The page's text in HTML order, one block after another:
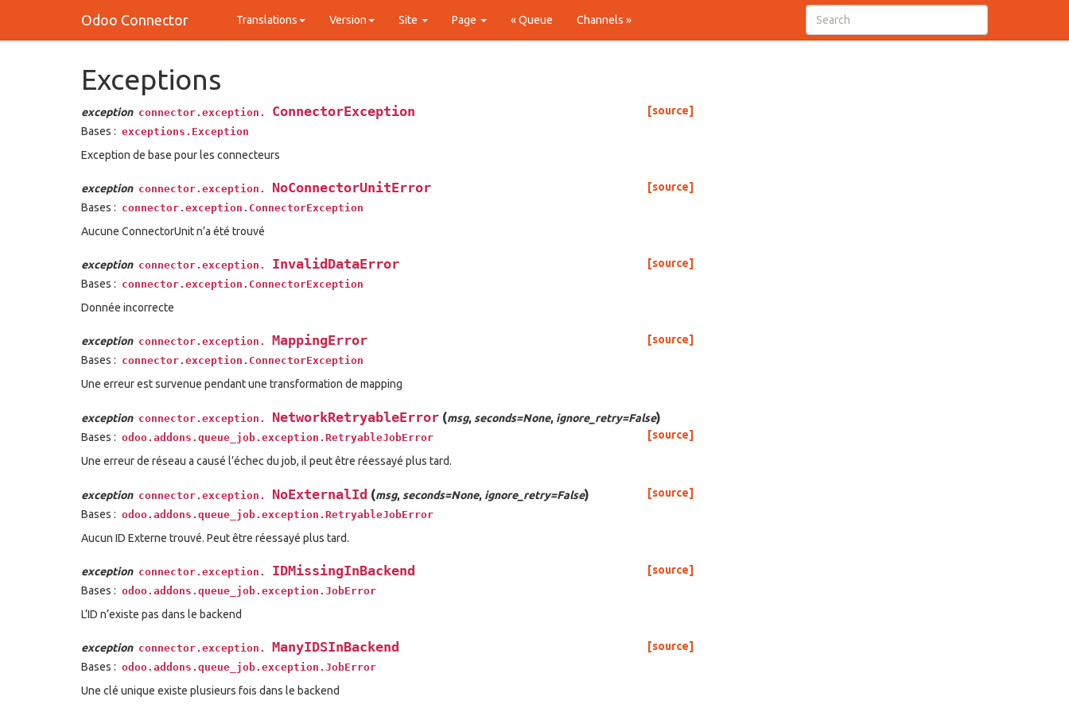
Odoo Connector Translations Version Site Page « Queue Channels »
Exceptions
exception connector.exception. ConnectorException
[source]
Bases : exceptions.Exception
Exception de base pour les connecteurs
exception connector.exception. NoConnectorUnitError
[source]
Bases : connector.exception.ConnectorException
Aucune ConnectorUnit n’a été trouvé
exception connector.exception. InvalidDataError
[source]
Bases : connector.exception.ConnectorException
Donnée incorrecte
exception connector.exception. MappingError
[source]
Bases : connector.exception.ConnectorException
Une erreur est survenue pendant une transformation de mapping
exception connector.exception. NetworkRetryableError (msg, seconds=None, ignore_retry=False)
[source]
Bases : odoo.addons.queue_job.exception.RetryableJobError
Une erreur de réseau a causé l’échec du job, il peut être réessayé plus tard.
exception connector.exception. NoExternalId (msg, seconds=None, ignore_retry=False)
[source]
Bases : odoo.addons.queue_job.exception.RetryableJobError
Aucun ID Externe trouvé. Peut être réessayé plus tard.
exception connector.exception. IDMissingInBackend
[source]
Bases : odoo.addons.queue_job.exception.JobError
L’ID n’existe pas dans le backend
exception connector.exception. ManyIDSInBackend
[source]
Bases : odoo.addons.queue_job.exception.JobError
Une clé unique existe plusieurs fois dans le backend